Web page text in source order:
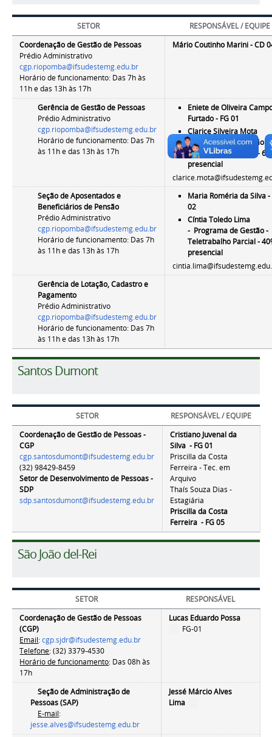
SETOR
RESPONSÁVEL / EQUIPE
Coordenação de Gestão de Pessoas
Prédio Administrativo
cgp.riopomba@ifsudestemg.edu.br
Horário de funcionamento: Das 7h às
11h e das 13h às 17h
Mário Coutinho Marini - CD
Gerência de Gestão de Pessoas
Prédio Administrativo
cgp.riopomba@ifsudestemg.edu.br
Horário de funcionamento: Das 7h
às 11h e das 13h às 17h
Eniete de Oliveira
Furtado - FG 01
Clarice Silveira Mota
-Programa de Gestão -
Teletrabalho Parcial -
presencial
Seção de Aposentados e
Beneficiários de Pensão
Prédio Administrativo
cgp.riopomba@ifsudestemg.edu.br
Horário de funcionamento: Das 7h
às 11h e das 13h às 17h
Maria Roméria da Silva -
02
Cíntia Toledo Lima
- Programa de Gestão -
Teletrabalho Parcial -
presencial
Gerência de Lotação, Cadastro e
Pagamento
Prédio Administrativo
cgp.riopomba@ifsudestemg.edu.br
Horário de funcionamento: Das 7h
às 11h e das 13h às 17h
Santos Dumont
SETOR
RESPONSÁVEL / EQUIPE
Coordenação de Gestão de Pessoas -
CGP
cgp.santosdumont@ifsudestemg.edu.br
(32) 98429-8459
Setor de Desenvolvimento de Pessoas -
SDP
sdp.santosdumont@ifsudestemg.edu.br
Cristiano Juvenal da
Silva - FG 01
Priscilla da Costa
Ferreira - Tec. em
Arquivo
Thaís Souza Dias -
Estagiária
Priscilla da Costa
Ferreira - FG 05
São João del-Rei
SETOR
RESPONSÁVEL
Coordenação de Gestão de Pessoas
(CGP)
Email:cgp.sjdr@ifsudestemg.edu.br
Telefone: (32) 3379-4530
Horário de funcionamento: Das 08h às
17h
Lucas Eduardo Possa
FG-01
Seção de Administração de
Pessoas (SAP)
E-mail:
jesse.alves@ifsudestemg.edu.br
Jessé Márcio Alves
Lima